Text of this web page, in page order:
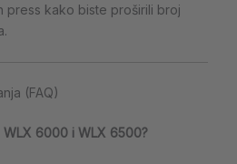
press kako biste proširili broj
(FAQ)
WLX 6000 i WLX 6500?